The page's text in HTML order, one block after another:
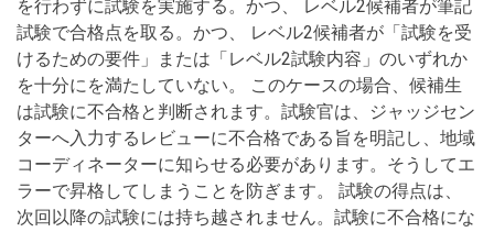
を行わずに試験を実施する。かつ、 レベル2候補者が筆記
試験で合格点を取る。かつ、 レベル2候補者が「試験を受
けるための要件」または「レベル2試験内容」のいずれか
を十分にを満たしていない。 このケースの場合、候補生
は試験に不合格と判断されます。試験官は、ジャッジセン
ターへ入力するレビューに不合格である旨を明記し、地域
コーディネーターに知らせる必要があります。そうしてエ
ラーで昇格してしまうことを防ぎます。 試験の得点は、
次回以降の試験には持ち越されません。試験に不合格にな